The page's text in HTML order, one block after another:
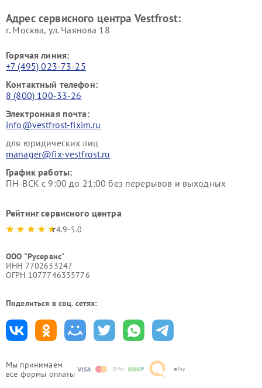
Мы принимаем
все формы оплаты
Адрес сервисного центра Vestfrost:
г. Москва, ул. Чаянова 18
Горячая линия:
+7 (495) 023-73-25
Контактный телефон:
8 (800) 100-33-26
Электронная почта:
info@vestfrost-fixim.ru
для юридических лиц
manager@fix-vestfrost.ru
График работы:
ПН-ВСК с 9:00 до 21:00 без перерывов и выходных
Рейтинг сервисного центра
4.9-5.0
ООО "Русервис"
ИНН 7702633247
ОГРН 1077746335776
Поделиться в соц. сетях: